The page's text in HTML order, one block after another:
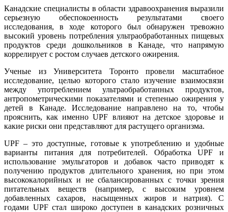
Канадские специалисты в области здравоохранения выразили
серьезную обеспокоенность результатами своего
исследования, в ходе которого был обнаружен тревожно
высокий уровень потребления ультраобработанных пищевых
продуктов среди дошкольников в Канаде, что напрямую
коррелирует с ростом случаев детского ожирения.
Ученые из Университета Торонто провели масштабное
исследование, целью которого стало изучение взаимосвязи
между употреблением ультраобработанных продуктов,
антропометрическими показателями и степенью ожирения у
детей в Канаде. Исследование направлено на то, чтобы
прояснить, как именно UPF влияют на детское здоровье и
какие риски они представляют для растущего организма.
UPF – это доступные, готовые к употреблению и удобные
варианты питания для потребителей. Обработка UPF и
использование эмульгаторов и добавок часто приводят к
получению продуктов длительного хранения, но при этом
высококалорийных и не сбалансированных с точки зрения
питательных веществ (например, с высоким уровнем
добавленных сахаров, насыщенных жиров и натрия). С
годами UPF стал широко доступен в канадских розничных